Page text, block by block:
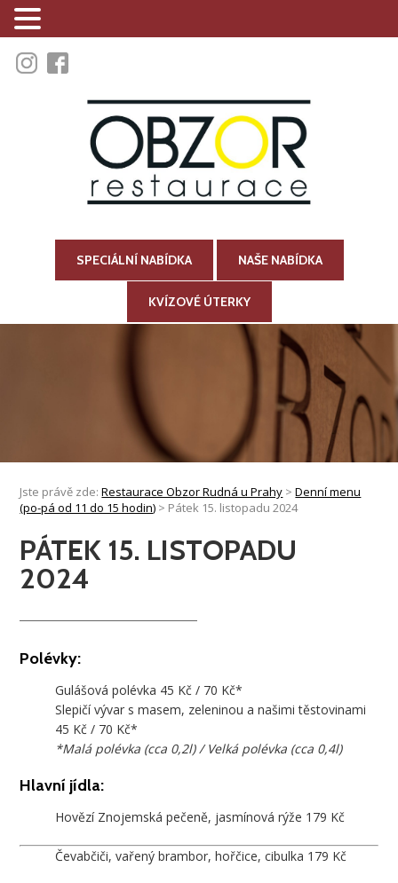
SPECIÁLNÍ NABÍDKA NAŠE NABÍDKA
KVÍZOVÉ ÚTERKY
Jste právě zde:Restaurace Obzor Rudná u Prahy >Denní menu
(po-pá od 11 do 15 hodin) > Pátek 15. listopadu 2024
PÁTEK 15. LISTOPADU
2024
Polévky:
Gulášová polévka 45 Kč / 70 Kč*
Slepičí vývar s masem, zeleninou a našimi těstovinami
45 Kč / 70 Kč*
*Malá polévka (cca 0,2l) / Velká polévka (cca 0,4l)
Hlavní jídla:
Hovězí Znojemská pečeně, jasmínová rýže 179 Kč
Čevabčiči, vařený brambor, hořčice, cibulka 179 Kč